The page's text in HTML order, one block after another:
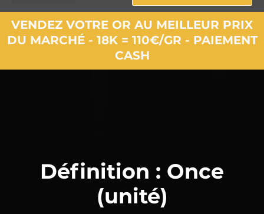
VENDEZ VOTRE OR AU MEILLEUR PRIX
DU MARCHÉ - 18K = 110€/GR - PAIEMENT
CASH
Définition : Once
(unité)